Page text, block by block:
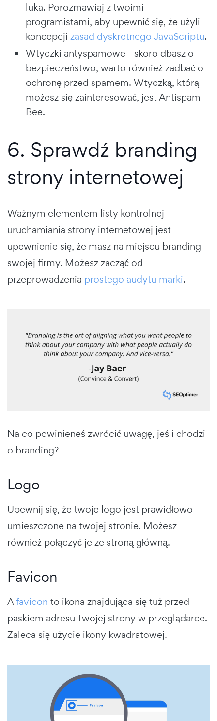
luka. Porozmawiaj z twoimi
programistami, aby upewnić się, że użyli
koncepcji zasad dyskretnego JavaScriptu.
Wtyczki antyspamowe - skoro dbasz o
bezpieczeństwo, warto również zadbać o
ochronę przed spamem. Wtyczką, którą
możesz się zainteresować, jest Antispam
Bee.
6. Sprawdź branding
strony internetowej
Ważnym elementem listy kontrolnej
uruchamiania strony internetowej jest
upewnienie się, że masz na miejscu branding
swojej firmy. Możesz zacząć od
przeprowadzenia prostego audytu marki.
Na co powinieneś zwrócić uwagę, jeśli chodzi
o branding?
Logo
Upewnij się, że twoje logo jest prawidłowo
umieszczone na twojej stronie. Możesz
również połączyć je ze stroną główną.
Favicon
Afavicon to ikona znajdująca się tuż przed
paskiem adresu Twojej strony w przeglądarce.
Zaleca się użycie ikony kwadratowej.